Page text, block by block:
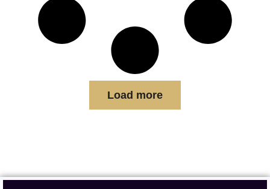
Load more